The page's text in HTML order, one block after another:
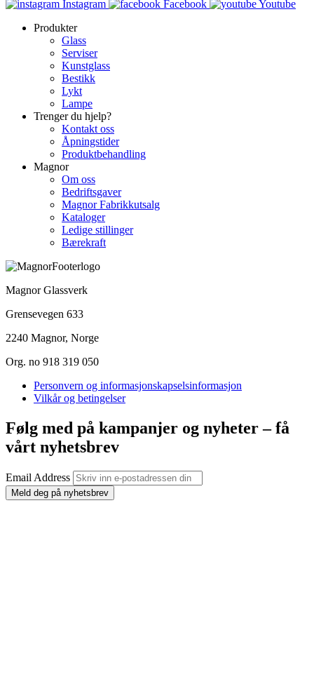
Instagram Facebook
Youtube
Produkter
Glass
Serviser
Kunstglass
Bestikk
Lykt
Lampe
Trenger du hjelp?
Kontakt oss
Åpningstider
Produktbehandling
Magnor
Om oss
Bedriftsgaver
Magnor Fabrikkutsalg
Kataloger
Ledige stillinger
Bærekraft
Magnor Glassverk
Grensevegen 633
2240 Magnor, Norge
Org. no 918 319 050
Personvern og informasjonskapselsinformasjon
Vilkår og betingelser
Følg med på kampanjer og nyheter – få
vårt nyhetsbrev
Email Address
Meld deg på nyhetsbrev